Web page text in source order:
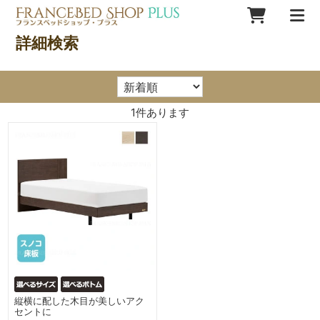
詳細検索
1件あります
縦横に配した木目が美しいアク
セントに